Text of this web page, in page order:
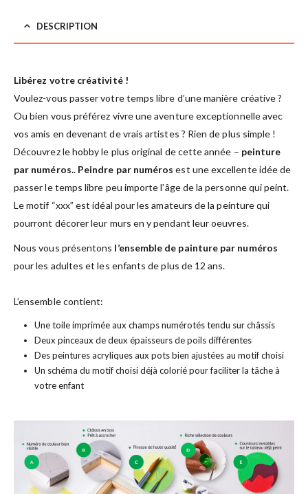
DESCRIPTION
Libérez votre créativité !
Voulez-vous passer votre temps libre d’une manière créative ?
Ou bien vous préférez vivre une aventure exceptionnelle avec
vos amis en devenant de vrais artistes ? Rien de plus simple !
Découvrez le hobby le plus original de cette année – peinture
par numéros.. Peindre par numéros est une excellente idée de
passer le temps libre peu importe l’âge de la personne qui peint.
Le motif “xxx” est idéal pour les amateurs de la peinture qui
pourront décorer leur murs en y pendant leur oeuvres.
Nous vous présentons l’ensemble de painture par numéros
pour les adultes et les enfants de plus de 12 ans.
L’ensemble contient:
Une toile imprimée aux champs numérotés tendu sur châssis
Deux pinceaux de deux épaisseurs de poils différentes
Des peintures acryliques aux pots bien ajustées au motif choisi
Un schéma du motif choisi déjà colorié pour faciliter la tâche à
votre enfant